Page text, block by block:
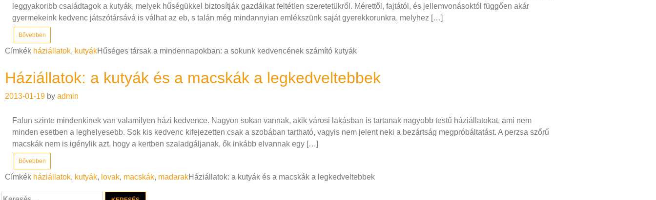
leggyakoribb családtagok a kutyák, melyek hűségükkel biztosítják gazdáikat feltétlen szeretetükről. Mérettől, fajtától, és jellemvonásoktól függően akár
gyermekeink kedvenc játszótársává is válhat az eb, s talán még mindannyian emlékszünk saját gyerekkorunkra, melyhez […]
Bővebben
Címkék háziállatok, kutyákHűséges társak a mindennapokban: a sokunk kedvencének számító kutyák
Háziállatok: a kutyák és a macskák a legkedveltebbek
2013-01-19 by admin
Falun szinte mindenkinek van valamilyen házi kedvence. Nagyon sokan vannak, akik városi lakásban is tartanak nagyobb testű háziállatokat, ami nem
minden esetben a leghelyesebb. Sok kis kedvenc kifejezetten csak a szobában tartható, vagyis nem jelent neki a bezártság megpróbáltatást. A perzsa szőrű
macskák nem is igénylik azt, hogy a kertben szaladgáljanak, ők inkább elvannak egy […]
Bővebben
Címkék háziállatok, kutyák, lovak, macskák, madarakHáziállatok: a kutyák és a macskák a legkedveltebbek
Keresés: